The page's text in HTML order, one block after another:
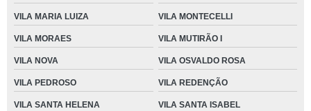
VILA MARIA LUIZA VILA MONTECELLI
VILA MORAES VILA MUTIRÃO I
VILA NOVA VILA OSVALDO ROSA
VILA PEDROSO VILA REDENÇÃO
VILA SANTA HELENA VILA SANTA ISABEL